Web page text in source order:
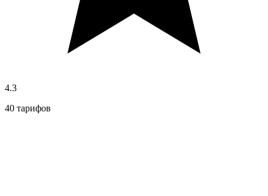
4.3
40 тарифов